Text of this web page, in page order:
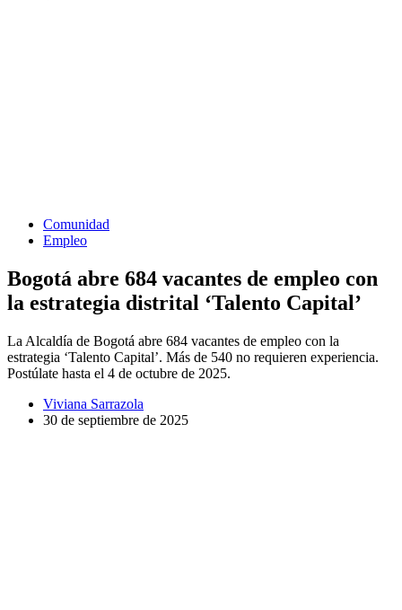
Comunidad
Empleo
Bogotá abre 684 vacantes de empleo con
la estrategia distrital ‘Talento Capital’
La Alcaldía de Bogotá abre 684 vacantes de empleo con la
estrategia ‘Talento Capital’. Más de 540 no requieren experiencia.
Postúlate hasta el 4 de octubre de 2025.
Viviana Sarrazola
30 de septiembre de 2025